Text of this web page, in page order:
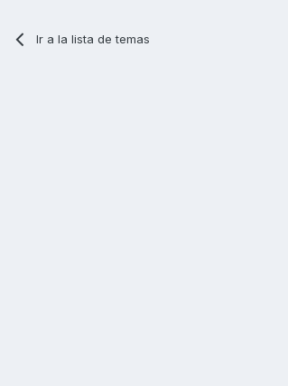
Ir a la lista de temas